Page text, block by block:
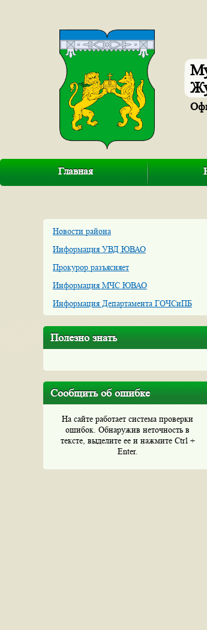
Главная
Новости района
Информация УВД ЮВАО
Прокурор разъясняет
Информация МЧС ЮВАО
Информация Департамента ГОЧСиПБ
Полезно знать
Сообщить об ошибке
На сайте работает система проверки
ошибок. Обнаружив неточность в
тексте, выделите ее и нажмите Ctrl +
Enter.